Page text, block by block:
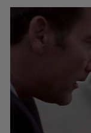
concursul ...